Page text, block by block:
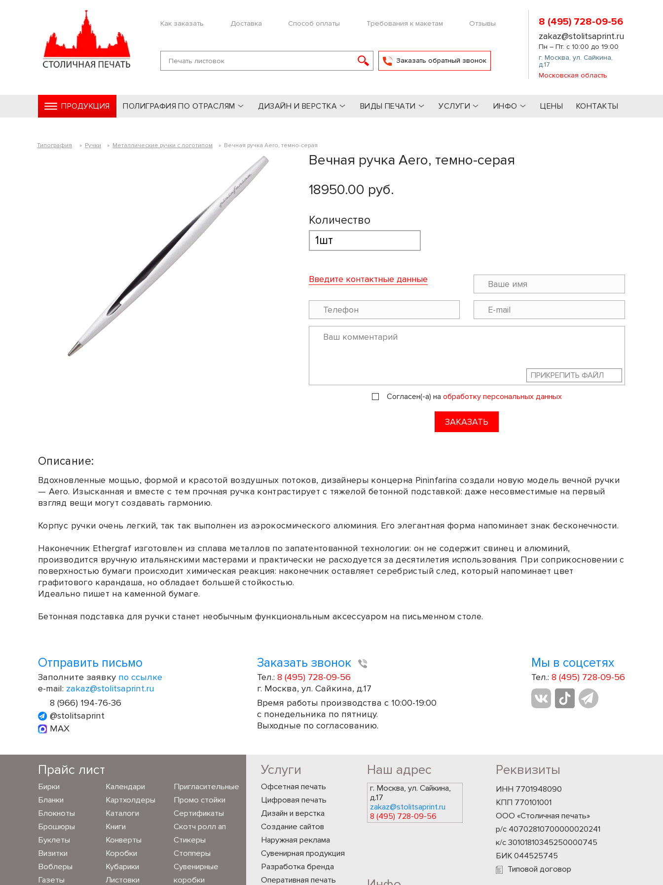
Как заказать Доставка Способ оплаты Требования к макетам Отзывы
Заказать обратный звонок
8 (495) 728-09-56
zakaz@stolitsaprint.ru
Пн – Пт: с 10:00 до 19:00
г. Москва,ул. Сайкина,
д.17
Московская область
ПРОДУКЦИЯ ПОЛИГРАФИЯ ПО ОТРАСЛЯМ ДИЗАЙН И ВЕРСТКА ВИДЫ ПЕЧАТИ УСЛУГИ ИНФО ЦЕНЫ КОНТАКТЫ
Типография » Ручки » Металлические ручки с логотипом » Вечная ручка Aero, темно-серая
Вечная ручка Aero, темно-серая
18950.00 руб.
Количество
Введите контактные данные
ПРИКРЕПИТЬ ФАЙЛ
Согласен(-а) на обработку персональных данных
ЗАКАЗАТЬ
Описание:
Вдохновленные мощью, формой и красотой воздушных потоков, дизайнеры концерна Pininfarina создали новую модель вечной ручки
— Aero. Изысканная и вместе с тем прочная ручка контрастирует с тяжелой бетонной подставкой: даже несовместимые на первый
взгляд вещи могут создавать гармонию.
Корпус ручки очень легкий, так так выполнен из аэрокосмического алюминия. Его элегантная форма напоминает знак бесконечности.
Наконечник Ethergraf изготовлен из сплава металлов по запатентованной технологии: он не содержит свинец и алюминий,
производится вручную итальянскими мастерами и практически не расходуется за десятилетия использования. При соприкосновении с
поверхностью бумаги происходит химическая реакция: наконечник оставляет серебристый след, который напоминает цвет
графитового карандаша, но обладает большей стойкостью.
Идеально пишет на каменной бумаге.
Бетонная подставка для ручки станет необычным функциональным аксессуаром на письменном столе.
Отправить письмо
Заполните заявку по ссылке
e-mail: zakaz@stolitsaprint.ru
8 (966) 194-76-36
@stolitsaprint
MAX
Заказать звонок
Тел.: 8 (495) 728-09-56
г. Москва, ул. Сайкина, д.17
Время работы производства с 10:00-19:00
с понедельника по пятницу.
Выходные по согласованию.
Мы в соцсетях
Тел.: 8 (495) 728-09-56
Прайс лист
Бирки
Бланки
Блокноты
Брошюры
Буклеты
Визитки
Воблеры
Газеты
Календари
Картхолдеры
Каталоги
Книги
Конверты
Коробки
Кубарики
Листовки
Пригласительные
Промо стойки
Сертификаты
Скотч ролл ап
Стикеры
Стопперы
Сувенирные
коробки
Услуги
Офсетная печать
Цифровая печать
Дизайн и верстка
Создание сайтов
Наружная реклама
Сувенирная продукция
Разработка бренда
Оперативная печать
Наш адрес
г. Москва, ул. Сайкина,
д.17
zakaz@stolitsaprint.ru
8 (495) 728-09-56
Реквизиты
ИНН 7701948090
КПП 770101001
ООО «Столичная печать»
р/с 40702810700000020241
к/с 30101810345250000745
БИК 044525745
Типовой договор